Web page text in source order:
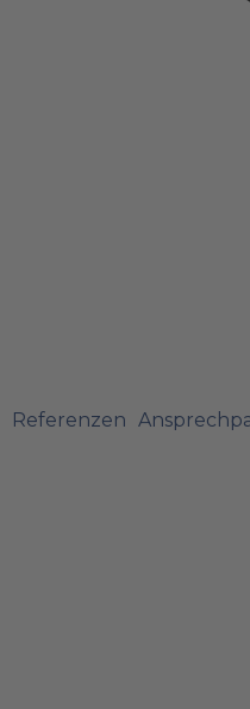
Referenzen